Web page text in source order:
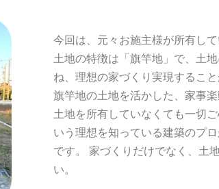
今回は、元々お施主様が所有して
土地の特徴は「旗竿地」で、土
ね、理想の家づくり実現すること
旗竿地の土地を活かした、家事
土地を所有していなくても一切
いう理想を知っている建築のプ
です。 家づくりだけでなく、土
い。